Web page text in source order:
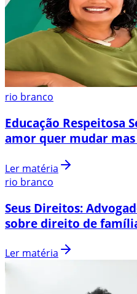
rio branco
Educação Respeitosa
amor quer mudar
Ler matéria
rio branco
Seus Direitos:
sobre direito de
Ler matéria